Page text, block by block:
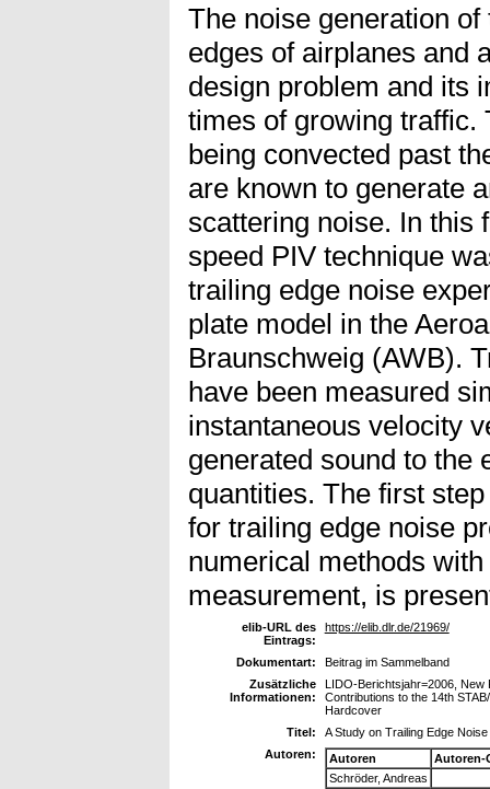
The noise generation
edges of airplanes and
design problem and its
times of growing traffic.
being convected past
are known to generate
scattering noise. In this
speed PIV technique
trailing edge noise
plate model in the
Braunschweig (AWB).
have been measured
instantaneous velocity
generated sound to the
quantities. The first
for trailing edge noise
numerical methods
measurement, is
elib-URL des
Eintrags:
https://elib.dlr.de/21969/
Dokumentart:
Beitrag im Sammelband
Zusätzliche
Informationen:
LIDO-Berichtsjahr=2006, New
Contributions to the 14th
Hardcover
Titel:
A Study on Trailing Edge
Autoren:
Autoren
Autoren-
Schröder, Andreas